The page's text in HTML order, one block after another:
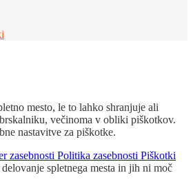
mesto, le to lahko shranjuje ali
večinoma v obliki piškotkov.
nastavitve za piškotke.
zasebnosti Politika zasebnosti Piškotki
spletnega mesta in jih ni moč